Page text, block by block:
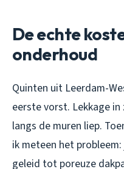
De echte
onderhoud
Quinten uit Leerdam-
eerste vorst. Lekkage
langs de muren liep.
ik meteen het
geleid tot poreuze